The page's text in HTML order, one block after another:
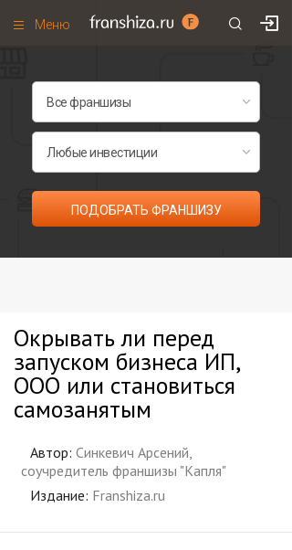
Меню
Франшизы по категориям
Рейтинг франшиз
Все франшизы списком
ПОДОБРАТЬ ФРАНШИЗУ
Окрывать ли перед
запуском бизнеса ИП,
ООО или становиться
самозанятым
Автор: Синкевич Арсений,
соучредитель франшизы "Капля"
Издание: Franshiza.ru